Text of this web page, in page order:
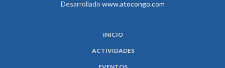
Desarrollado www.atocongo.com
INICIO
ACTIVIDADES